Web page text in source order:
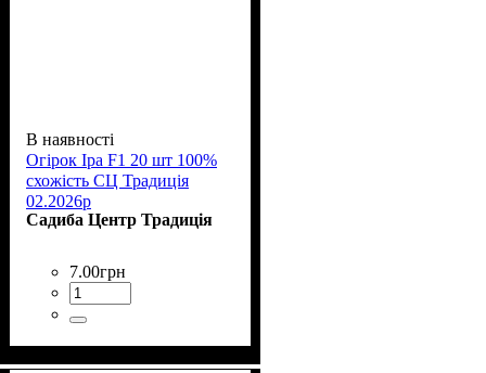
В наявності
Огірок Іра F1 20 шт 100%
схожість СЦ Традиція
02.2026р
Садиба Центр Традиція
7.00грн